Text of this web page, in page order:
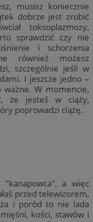
musisz koniecznie
dobrze jest zrobić
toksoplazmozy,
sprawdzić czy nie
i schorzenia
również możesz
szczególnie jeśli w
I jeszcze jedno –
W momencie,
że jesteś w ciąży,
poprowadzi ciążę.
a więc
przed telewizorem,
i poród to nie lada
kości, stawów i